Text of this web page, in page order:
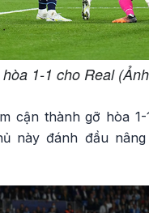
1-1 cho Real
cận thành gỡ hòa
này đánh đầu